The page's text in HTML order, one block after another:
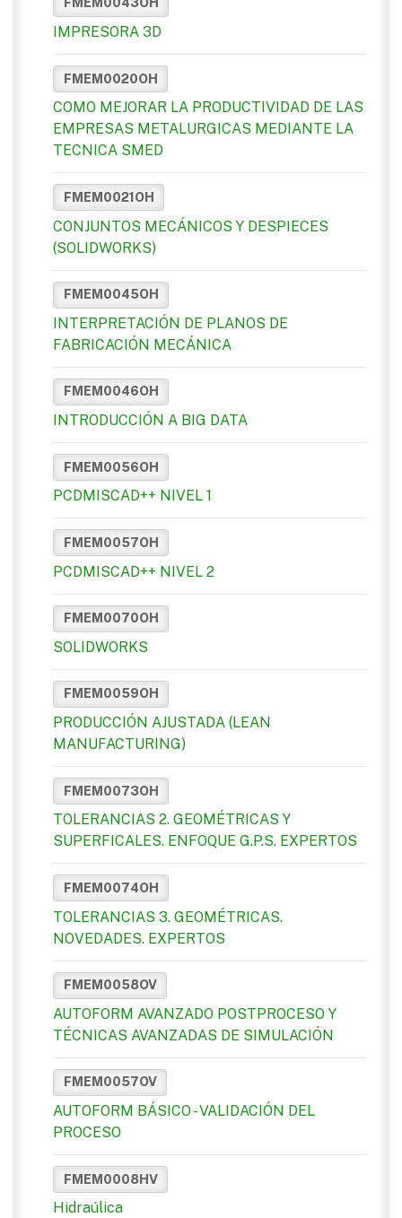
FMEM0043OH
IMPRESORA 3D
FMEM0020OH
COMO MEJORAR LA PRODUCTIVIDAD DE LAS
EMPRESAS METALURGICAS MEDIANTE LA
TECNICA SMED
FMEM0021OH
CONJUNTOS MECÁNICOS Y DESPIECES
(SOLIDWORKS)
FMEM0045OH
INTERPRETACIÓN DE PLANOS DE
FABRICACIÓN MECÁNICA
FMEM0046OH
INTRODUCCIÓN A BIG DATA
FMEM0056OH
PCDMISCAD++ NIVEL 1
FMEM0057OH
PCDMISCAD++ NIVEL 2
FMEM0070OH
SOLIDWORKS
FMEM0059OH
PRODUCCIÓN AJUSTADA (LEAN
MANUFACTURING)
FMEM0073OH
TOLERANCIAS 2. GEOMÉTRICAS Y
SUPERFICALES. ENFOQUE G.P.S. EXPERTOS
FMEM0074OH
TOLERANCIAS 3. GEOMÉTRICAS.
NOVEDADES. EXPERTOS
FMEM0058OV
AUTOFORM AVANZADO POSTPROCESO Y
TÉCNICAS AVANZADAS DE SIMULACIÓN
FMEM0057OV
AUTOFORM BÁSICO - VALIDACIÓN DEL
PROCESO
FMEM0008HV
Hidraúlica